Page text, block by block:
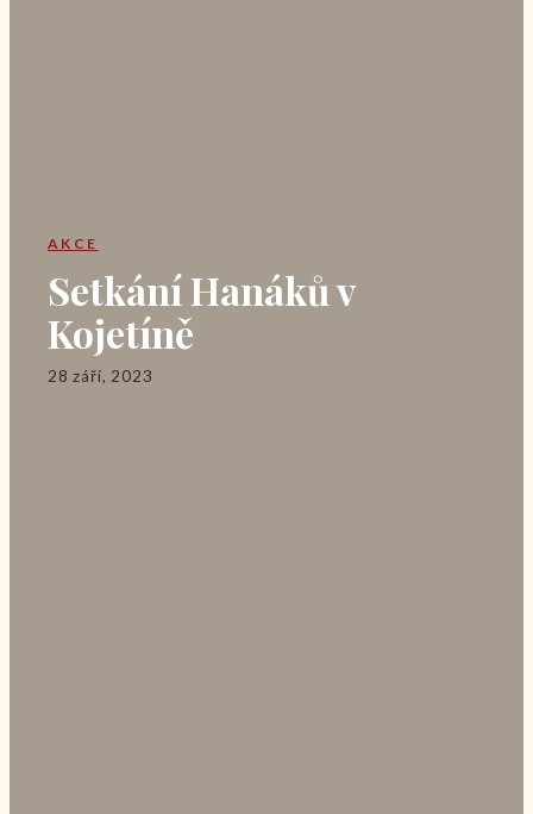
AKCE
Setkání Hanáků v
Kojetíně
28 září, 2023